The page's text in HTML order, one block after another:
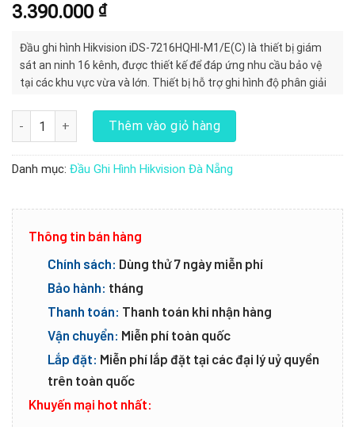
3.390.000 ₫
Đầu ghi hình Hikvision iDS-7216HQHI-M1/E(C) là thiết bị giám
sát an ninh 16 kênh, được thiết kế để đáp ứng nhu cầu bảo vệ
tại các khu vực vừa và lớn. Thiết bị hỗ trợ ghi hình độ phân giải
Đầu ghi hình 16 kênh Hikvision iDS-7216HQHI-M1/E( C ) số lượng
Thêm vào giỏ hàng
Danh mục: Đầu Ghi Hình Hikvision Đà Nẵng
Thông tin bán hàng
Chính sách: Dùng thử 7 ngày miễn phí
Bảo hành: tháng
Thanh toán: Thanh toán khi nhận hàng
Vận chuyển: Miễn phí toàn quốc
Lắp đặt: Miễn phí lắp đặt tại các đại lý uỷ quyền
trên toàn quốc
Khuyến mại hot nhất: